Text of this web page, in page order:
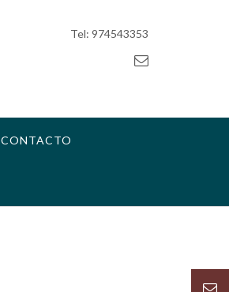
Tel: 974543353
CONTACTO